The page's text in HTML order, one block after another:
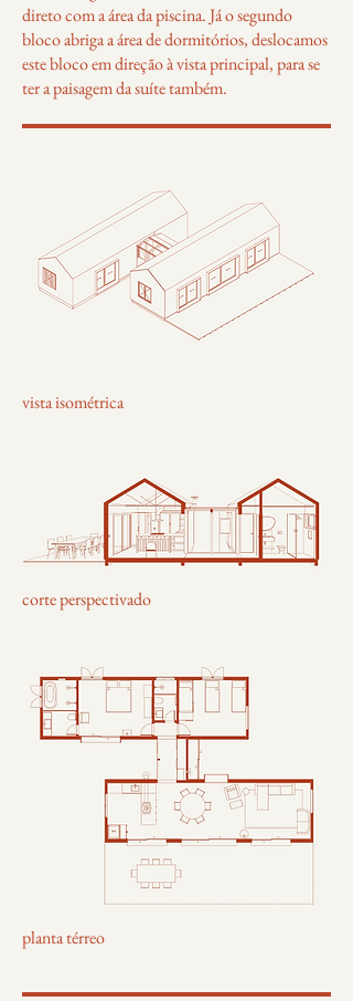
direto com a área da piscina. Já o segundo
bloco abriga a área de dormitórios, deslocamos
este bloco em direção à vista principal, para se
ter a paisagem da suíte também.
vista isométrica
corte perspectivado
planta térreo